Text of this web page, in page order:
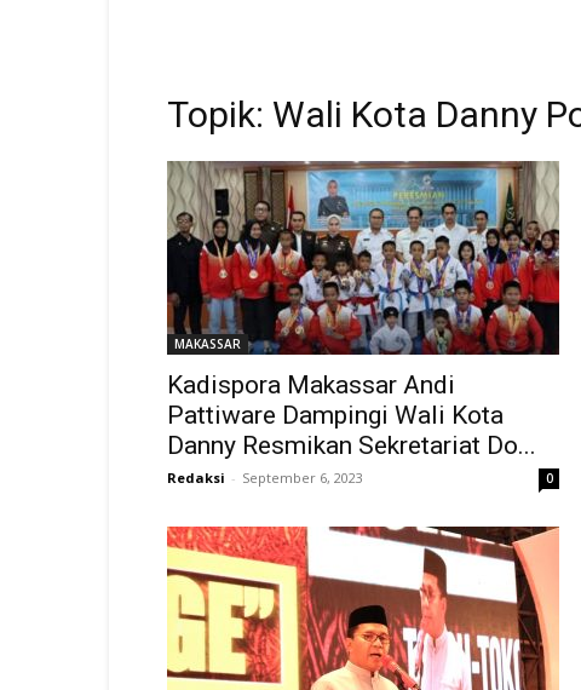
Topik: Wali Kota Danny
MAKASSAR
Kadispora Makassar Andi
Pattiware Dampingi Wali Kota
Danny Resmikan Sekretariat Do...
Redaksi - September 6, 2023 0